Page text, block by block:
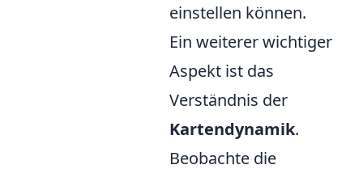
einstellen können.
Ein weiterer wichtiger
Aspekt ist das
Verständnis der
Kartendynamik.
Beobachte die